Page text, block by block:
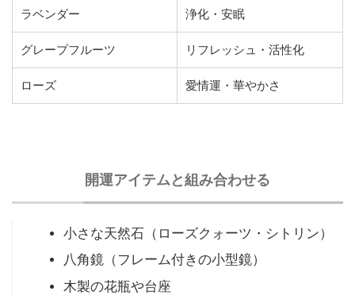
ラベンダー 浄化・安眠
グレープフルーツ リフレッシュ・活性化
ローズ 愛情運・華やかさ
開運アイテムと組み合わせる
小さな天然石（ローズクォーツ・シトリン）
八角鏡（フレーム付きの小型鏡）
木製の花瓶や台座